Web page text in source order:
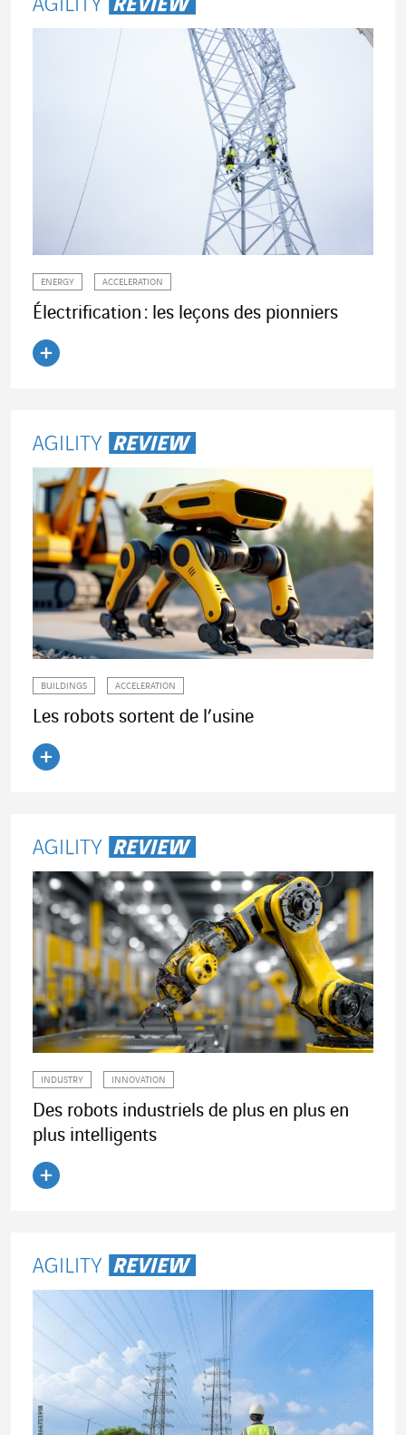
ENERGY ACCELERATION
Électrification : les leçons des pionniers
BUILDINGS ACCELERATION
Les robots sortent de l’usine
INDUSTRY INNOVATION
Des robots industriels de plus en plus en
plus intelligents